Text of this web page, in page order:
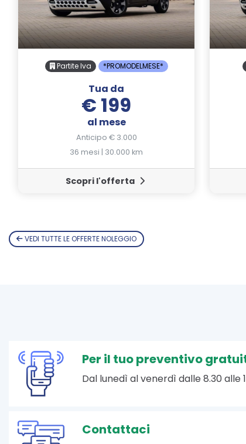
Partite Iva *PROMODELMESE*
Tua da
€ 199
al mese
Anticipo € 3.000
36 mesi | 30.000 km
Scopri l'offerta
VEDI TUTTE LE OFFERTE NOLEGGIO
Per il tuo preventivo
Dal lunedì al venerdì dalle 8.30 alle
Contattaci